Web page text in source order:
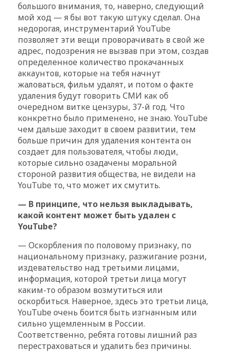
большого внимания, то, наверно, следующий
мой ход — я бы вот такую штуку сделал. Она
недорогая, инструментарий YouTube
позволяет эти вещи проворачивать в свой же
адрес, подозрения не вызвав при этом, создав
определенное количество прокачанных
аккаунтов, которые на тебя начнут
жаловаться, фильм удалят, и потом о факте
удаления будут говорить СМИ как об
очередном витке цензуры, 37-й год. Что
конкретно было применено, не знаю. YouTube
чем дальше заходит в своем развитии, тем
больше причин для удаления контента он
создает для пользователя, чтобы люди,
которые сильно озадачены моральной
стороной развития общества, не видели на
YouTube то, что может их смутить.
— В принципе, что нельзя выкладывать,
какой контент может быть удален с
YouTube?
— Оскорбления по половому признаку, по
национальному признаку, разжигание розни,
издевательство над третьими лицами,
информация, которой третьи лица могут
каким-то образом возмутиться или
оскорбиться. Наверное, здесь это третьи лица,
YouTube очень боится быть изгнанным или
сильно ущемленным в России.
Соответственно, ребята готовы лишний раз
перестраховаться и удалить без причины.